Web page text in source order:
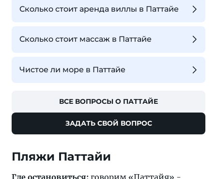
Сколько стоит аренда виллы в Паттайе
Сколько стоит массаж в Паттайе
Чистое ли море в Паттайе
ВСЕ ВОПРОСЫ О ПАТТАЙЕ
ЗАДАТЬ СВОЙ ВОПРОС
Где остановиться: говорим «Паттайя» -